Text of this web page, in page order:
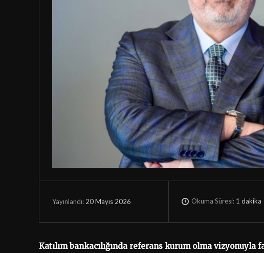
Yayınlandı: 20 Mayıs 2026 Okuma Süresi: 1 dakika
Katılım bankacılığında referans kurum olma vizyonuyla